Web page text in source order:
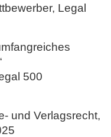
Legal
500
und Verlagsrecht,